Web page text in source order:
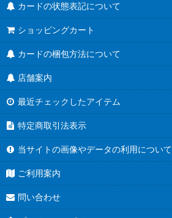
カードの状態表記について
ショッピングカート
カードの梱包方法について
店舗案内
最近チェックしたアイテム
特定商取引法表示
当サイトの画像やデータの利用について
ご利用案内
問い合わせ